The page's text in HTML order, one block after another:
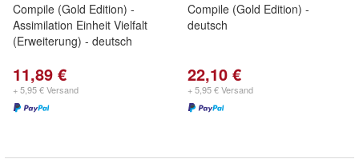
Compile (Gold Edition) -
Assimilation Einheit Vielfalt
(Erweiterung) - deutsch
11,89 €
+ 5,95 € Versand
Compile (Gold Edition) -
deutsch
22,10 €
+ 5,95 € Versand